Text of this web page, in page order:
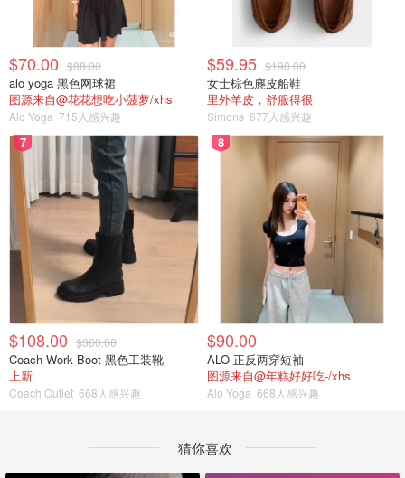
$70.00 $88.00
alo yoga 黑色网球裙
图源来自@花花想吃小菠萝/xhs
Alo Yoga 715人感兴趣
$59.95 $190.00
女士棕色麂皮船鞋
里外羊皮，舒服得很
Simons 677人感兴趣
7
$108.00 $360.00
Coach Work Boot 黑色工装靴
上新
Coach Outlet 668人感兴趣
8
$90.00
ALO 正反两穿短袖
图源来自@年糕好好吃-/xhs
Alo Yoga 668人感兴趣
猜你喜欢